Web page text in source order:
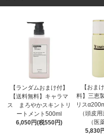
【ランダムおまけ付】
【送料無料】キャラマ
ス まろやかスキントリ
ートメント500ml
6,050円(税550円)
【おま
料】三恵
リス
（頭皮
（医
5,830